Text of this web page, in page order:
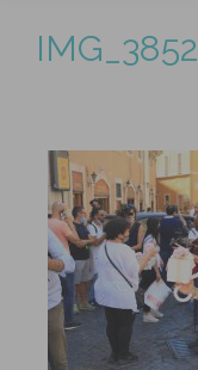
IMG_3852